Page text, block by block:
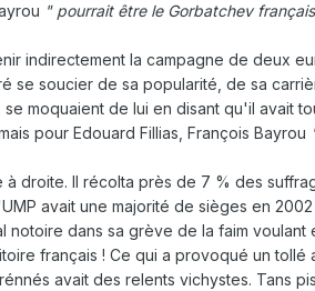
" pourrait être le Gorbatchev
indirectement la campagne de deux
se soucier de sa popularité, de sa
moquaient de lui en disant qu'il avait
pour Edouard Fillias, François Bayrou
droite. Il récolta près de 7 % des
avait une majorité de sièges en
dans sa grève de la faim
français ! Ce qui a provoqué un tollé
avait des relents vichystes. Tans